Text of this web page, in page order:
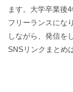
ます。大学卒業後
フリーランスにな
しながら、発信を
SNSリンクまとめ